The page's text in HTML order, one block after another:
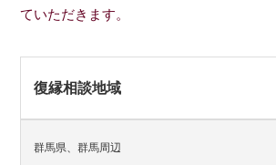
ていただきます。
復縁相談地域
群馬県、群馬周辺